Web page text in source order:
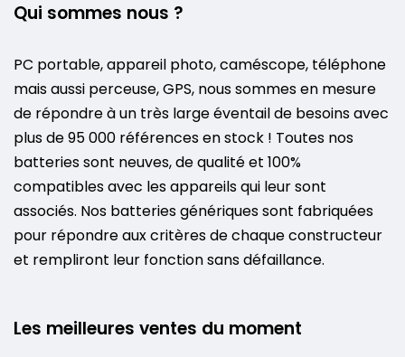
Qui sommes nous ?
PC portable, appareil photo, caméscope, téléphone
mais aussi perceuse, GPS, nous sommes en mesure
de répondre à un très large éventail de besoins avec
plus de 95 000 références en stock ! Toutes nos
batteries sont neuves, de qualité et 100%
compatibles avec les appareils qui leur sont
associés. Nos batteries génériques sont fabriquées
pour répondre aux critères de chaque constructeur
et rempliront leur fonction sans défaillance.
Les meilleures ventes du moment